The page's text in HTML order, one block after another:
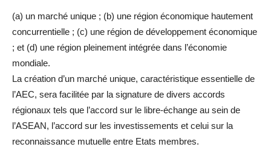
(a) un marché unique ; (b) une région économique hautement
concurrentielle ; (c) une région de développement économique
; et (d) une région pleinement intégrée dans l’économie
mondiale.
La création d’un marché unique, caractéristique essentielle de
l’AEC, sera facilitée par la signature de divers accords
régionaux tels que l’accord sur le libre-échange au sein de
l’ASEAN, l’accord sur les investissements et celui sur la
reconnaissance mutuelle entre Etats membres.